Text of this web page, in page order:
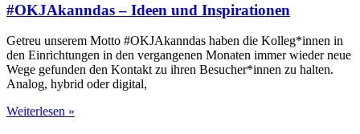
#OKJAkanndas – Ideen und Inspirationen
Getreu unserem Motto #OKJAkanndas haben die Kolleg*innen in
den Einrichtungen in den vergangenen Monaten immer wieder neue
Wege gefunden den Kontakt zu ihren Besucher*innen zu halten.
Analog, hybrid oder digital,
Weiterlesen »